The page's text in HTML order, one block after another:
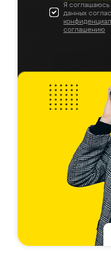
Я соглашаюсь
данных
соглашению